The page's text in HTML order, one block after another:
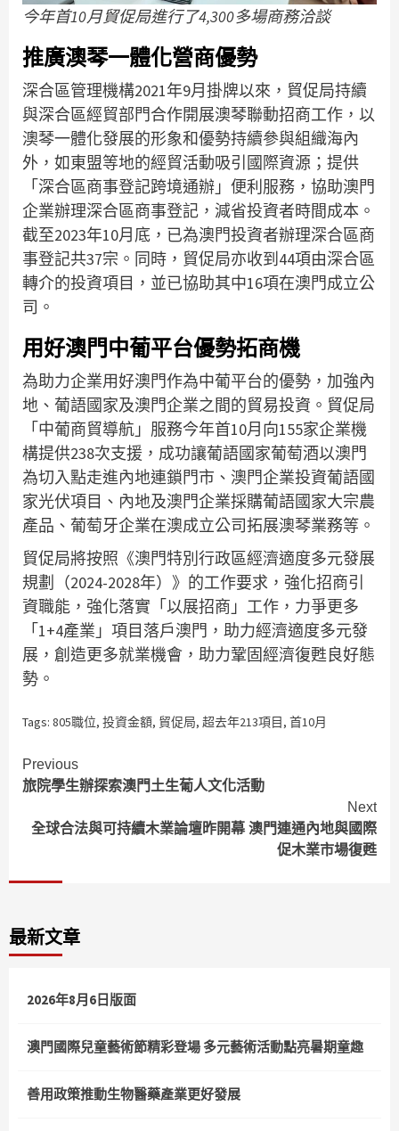
今年首10月貿促局進行了4,300多場商務洽談
推廣澳琴一體化營商優勢
深合區管理機構2021年9月掛牌以來，貿促局持續
與深合區經貿部門合作開展澳琴聯動招商工作，以
澳琴一體化發展的形象和優勢持續參與組織海內
外，如東盟等地的經貿活動吸引國際資源；提供
「深合區商事登記跨境通辦」便利服務，協助澳門
企業辦理深合區商事登記，減省投資者時間成本。
截至2023年10月底，已為澳門投資者辦理深合區商
事登記共37宗。同時，貿促局亦收到44項由深合區
轉介的投資項目，並已協助其中16項在澳門成立公
司。
用好澳門中葡平台優勢拓商機
為助力企業用好澳門作為中葡平台的優勢，加強內
地、葡語國家及澳門企業之間的貿易投資。貿促局
「中葡商貿導航」服務今年首10月向155家企業機
構提供238次支援，成功讓葡語國家葡萄酒以澳門
為切入點走進內地連鎖門市、澳門企業投資葡語國
家光伏項目、內地及澳門企業採購葡語國家大宗農
產品、葡萄牙企業在澳成立公司拓展澳琴業務等。
貿促局將按照《澳門特別行政區經濟適度多元發展
規劃（2024-2028年）》的工作要求，強化招商引
資職能，強化落實「以展招商」工作，力爭更多
「1+4產業」項目落戶澳門，助力經濟適度多元發
展，創造更多就業機會，助力鞏固經濟復甦良好態
勢。
Tags: 805職位, 投資金額, 貿促局, 超去年213項目, 首10月
Continue
Reading
Previous
旅院學生辦探索澳門土生葡人文化活動
Next
全球合法與可持續木業論壇昨開幕 澳門連通內地與國際
促木業市場復甦
最新文章
2026年8月6日版面
澳門國際兒童藝術節精彩登場 多元藝術活動點亮暑期童趣
善用政策推動生物醫藥產業更好發展